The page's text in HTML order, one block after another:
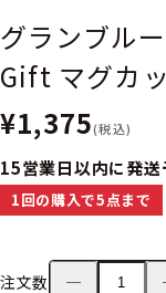
グランブル
Gift マグカ
¥1,375(税込)
15営業日以内に発送
1回の購入で5点まで
注文数